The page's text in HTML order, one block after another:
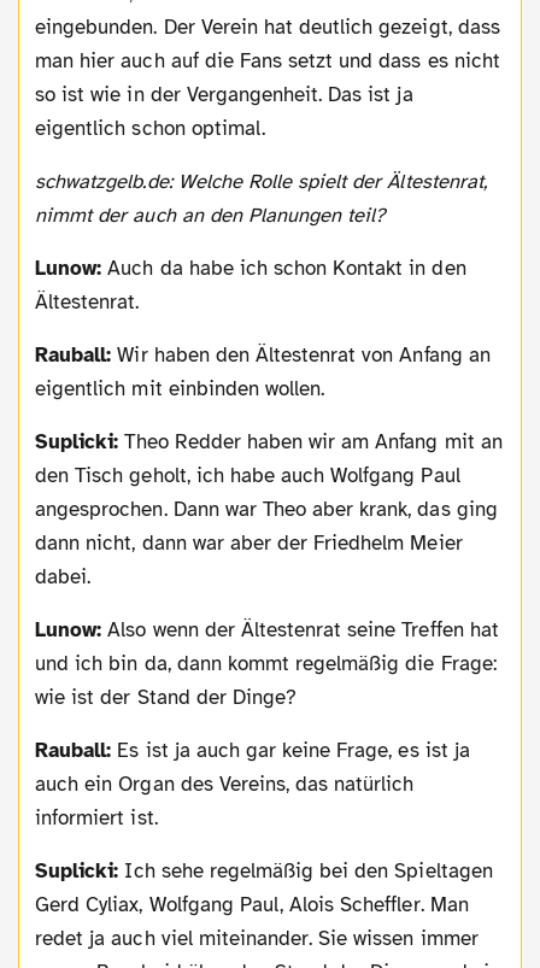
eingebunden. Der Verein hat deutlich gezeigt, dass
man hier auch auf die Fans setzt und dass es nicht
so ist wie in der Vergangenheit. Das ist ja
eigentlich schon optimal.
schwatzgelb.de: Welche Rolle spielt der Ältestenrat,
nimmt der auch an den Planungen teil?
Lunow:Auch da habe ich schon Kontakt in den
Ältestenrat.
Rauball:Wir haben den Ältestenrat von Anfang an
eigentlich mit einbinden wollen.
Suplicki:Theo Redder haben wir am Anfang mit an
den Tisch geholt, ich habe auch Wolfgang Paul
angesprochen. Dann war Theo aber krank, das ging
dann nicht, dann war aber der Friedhelm Meier
dabei.
Lunow:Also wenn der Ältestenrat seine Treffen hat
und ich bin da, dann kommt regelmäßig die Frage:
wie ist der Stand der Dinge?
Rauball: Es ist ja auch gar keine Frage, es ist ja
auch ein Organ des Vereins, das natürlich
informiert ist.
Suplicki: Ich sehe regelmäßig bei den Spieltagen
Gerd Cyliax, Wolfgang Paul, Alois Scheffler. Man
redet ja auch viel miteinander. Sie wissen immer